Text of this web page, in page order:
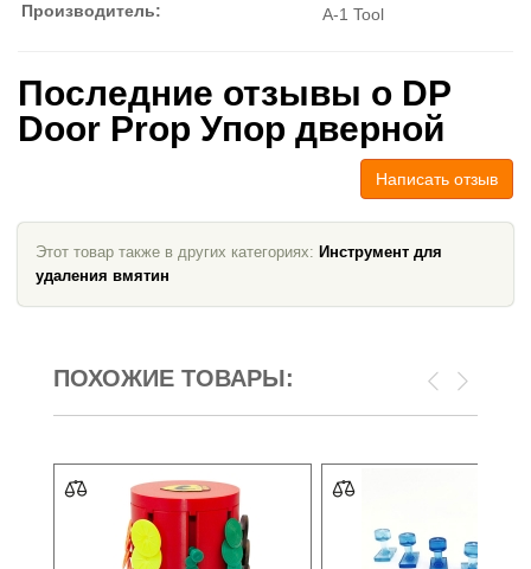
Производитель:
A-1 Tool
Последние отзывы о DP
Door Prop Упор дверной
Написать отзыв
Этот товар также в других категориях: Инструмент для
удаления вмятин
ПОХОЖИЕ ТОВАРЫ: